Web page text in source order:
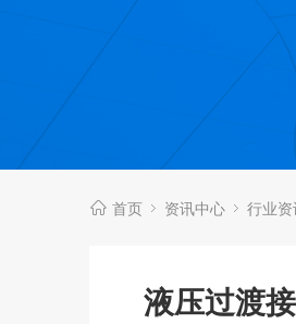
首页 资讯中心 行业
液压过渡